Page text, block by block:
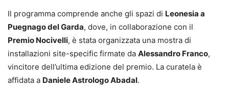
Il programma comprende anche gli spazi di Leonesia a
Puegnago del Garda, dove, in collaborazione con il
Premio Nocivelli, è stata organizzata una mostra di
installazioni site-specific firmate da Alessandro Franco,
vincitore dell’ultima edizione del premio. La curatela è
affidata a Daniele Astrologo Abadal.